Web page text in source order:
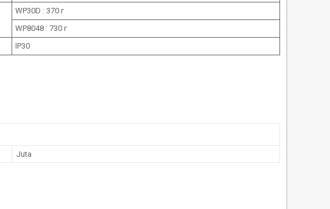
WP30D : 370 г
WP8048 : 730 г
IP30
Juta